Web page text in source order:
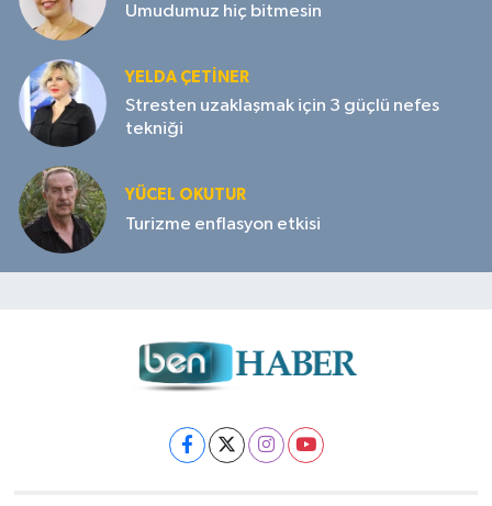
Umudumuz hiç bitmesin
YELDA ÇETİNER
Stresten uzaklaşmak için 3 güçlü nefes
tekniği
YÜCEL OKUTUR
Turizme enflasyon etkisi